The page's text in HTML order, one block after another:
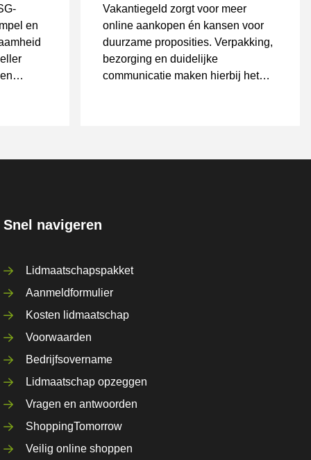
en
Vakantiegeld zorgt voor meer
online aankopen én kansen voor
duurzame proposities. Verpakking,
bezorging en duidelijke
communicatie maken hierbij het
Snel navigeren
Lidmaatschapspakket
Aanmeldformulier
Kosten lidmaatschap
Voorwaarden
Bedrijfsovername
Lidmaatschap opzeggen
Vragen en antwoorden
ShoppingTomorrow
Veilig online shoppen